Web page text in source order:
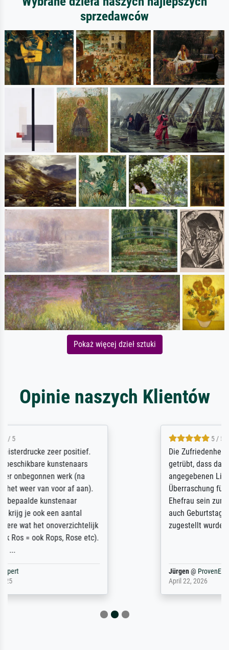
sprzedawców
Pokaż więcej dzieł sztuki
Opinie naszych Klientów
Die Zufriedenheit ist auch nicht dadurch
getrübt, dass das Bild entgegen einer
angegebenen Lieferanschrift (sollte eine
Überraschung für die normannische
Ehefrau sein zum Hochzeits- gleichzeitig
auch Geburtstag sein) doch nach zu Hause
zugestellt wurde.